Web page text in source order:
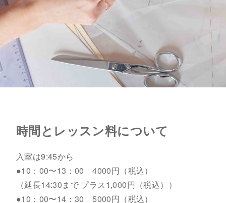
時間とレッスン料について
入室は9:45から
●10：00〜13：00 4000円（税込）
（延長14:30まで プラス1,000円（税込））
●10：00〜14：30 5000円（税込）